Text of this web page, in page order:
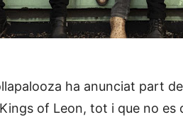
ha anunciat part
of Leon, tot i que no